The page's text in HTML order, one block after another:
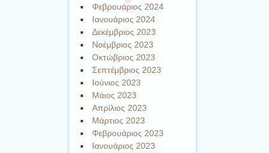
Φεβρουάριος 2024
Ιανουάριος 2024
Δεκέμβριος 2023
Νοέμβριος 2023
Οκτώβριος 2023
Σεπτέμβριος 2023
Ιούνιος 2023
Μάιος 2023
Απρίλιος 2023
Μάρτιος 2023
Φεβρουάριος 2023
Ιανουάριος 2023